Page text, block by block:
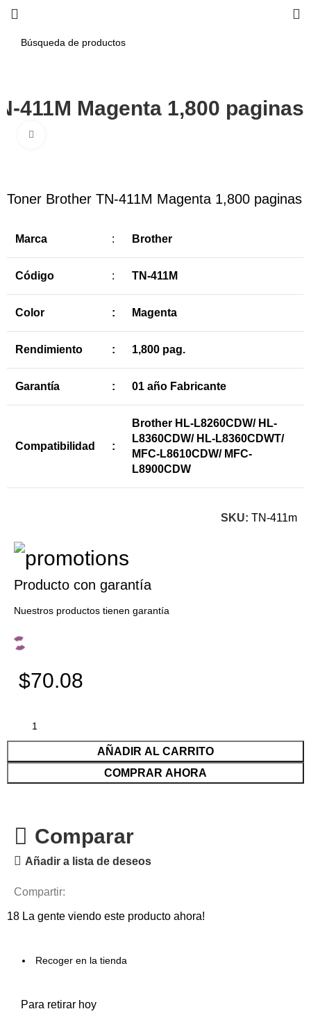
411M Magenta 1,800 paginas
Toner Brother TN-411M Magenta 1,800 paginas
Marca : Brother
Código : TN-411M
Color : Magenta
Rendimiento : 1,800 pag.
Garantía : 01 año Fabricante
Compatibilidad :
Brother HL-L8260CDW/ HL-
L8360CDW/ HL-L8360CDWT/
MFC-L8610CDW/ MFC-
L8900CDW
SKU: TN-411m
Producto con garantía
Nuestros productos tienen garantía
$70.08
AÑADIR AL CARRITO
COMPRAR AHORA
Comparar
Añadir a lista de deseos
Compartir:
18 La gente viendo este producto ahora!
Recoger en la tienda
Para retirar hoy